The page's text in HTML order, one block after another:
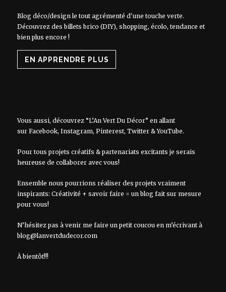
Blog déco/design le tout agrémenté d'une touche verte.
Découvrez des billets brico (DIY), shopping, écolo, tendance et
bien plus encore !
EN APPRENDRE PLUS
Vous aussi, découvrez “L’An Vert Du Décor” en allant
sur Facebook, Instagram, Pinterest, Twitter&YouTube.
Pour tous projets créatifs & partenariats excitants je serais
heureuse de collaborer avec vous!
Ensemble nous pourrions réaliser des projets vraiment
inspirants: Créativité + savoir faire = un blog fait sur mesure
pour vous!
N’hésitez pas à venir me faire un petit coucou en m’écrivant à
blog@lanvertdudecor.com
À bientôt!!!